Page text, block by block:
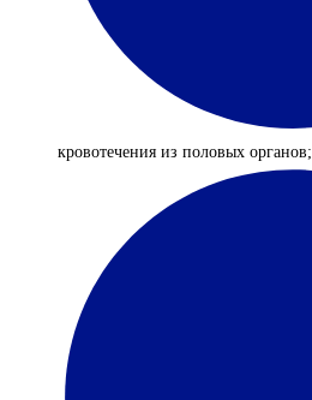
кровотечения из половых органов;